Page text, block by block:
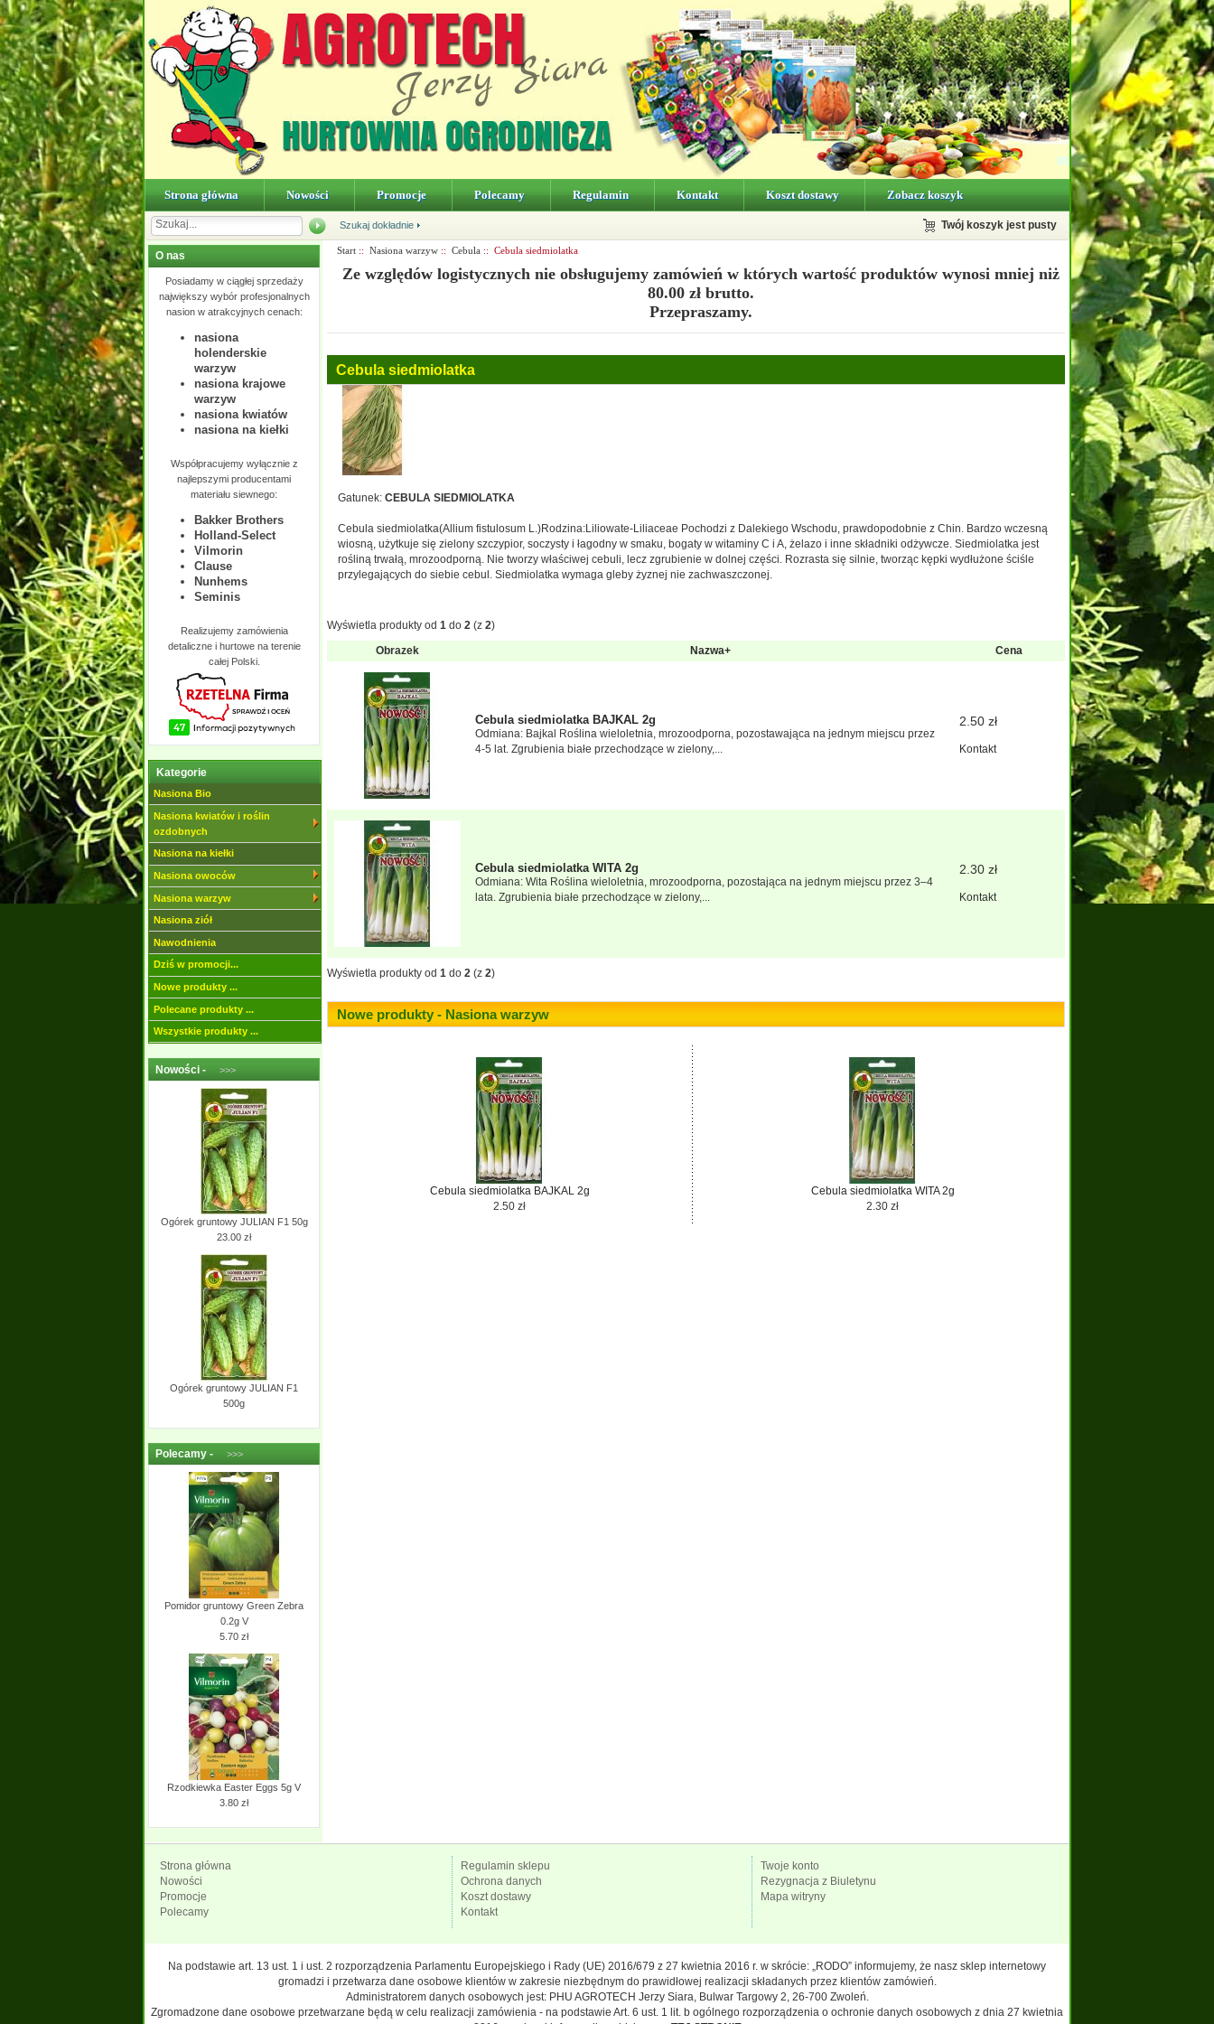
Strona główna Nowości Promocje Polecamy Regulamin Kontakt Koszt dostawy Zobacz koszyk
Szukaj dokładnie Twój koszyk jest pusty
O nas
Posiadamy w ciągłej sprzedaży
największy wybór profesjonalnych
nasion w atrakcyjnych cenach:
nasiona
holenderskie
warzyw
nasiona krajowe
warzyw
nasiona kwiatów
nasiona na kiełki
Współpracujemy wyłącznie z
najlepszymi producentami
materiału siewnego:
Bakker Brothers
Holland-Select
Vilmorin
Clause
Nunhems
Seminis
Realizujemy zamówienia
detaliczne i hurtowe na terenie
całej Polski.
Kategorie
Nasiona Bio
Nasiona kwiatów i roślin
ozdobnych
Nasiona na kiełki
Nasiona owoców
Nasiona warzyw
Nasiona ziół
Nawodnienia
Dziś w promocji...
Nowe produkty ...
Polecane produkty ...
Wszystkie produkty ...
Nowości - >>>
Ogórek gruntowy JULIAN F1 50g
23.00 zł
Ogórek gruntowy JULIAN F1
500g
Polecamy - >>>
Pomidor gruntowy Green Zebra
0.2g V
5.70 zł
Rzodkiewka Easter Eggs 5g V
3.80 zł
Start:: Nasiona warzyw:: Cebula :: Cebula siedmiolatka
Ze względów logistycznych nie obsługujemy zamówień w których wartość produktów wynosi mniej niż
80.00 zł brutto.
Przepraszamy.
Cebula siedmiolatka
Gatunek: CEBULA SIEDMIOLATKA
Cebula siedmiolatka(Allium fistulosum L.)Rodzina:Liliowate-Liliaceae Pochodzi z Dalekiego Wschodu, prawdopodobnie z Chin. Bardzo wczesną
wiosną, użytkuje się zielony szczypior, soczysty i łagodny w smaku, bogaty w witaminy C i A, żelazo i inne składniki odżywcze. Siedmiolatka jest
rośliną trwałą, mrozoodporną. Nie tworzy właściwej cebuli, lecz zgrubienie w dolnej części. Rozrasta się silnie, tworząc kępki wydłużone ściśle
przylegających do siebie cebul. Siedmiolatka wymaga gleby żyznej nie zachwaszczonej.
Wyświetla produkty od 1 do 2 (z 2)
Obrazek Nazwa+ Cena
Cebula siedmiolatka BAJKAL 2g
Odmiana: Bajkal Roślina wieloletnia, mrozoodporna, pozostawająca na jednym miejscu przez
4-5 lat. Zgrubienia białe przechodzące w zielony,...
2.50 zł
Kontakt
Cebula siedmiolatka WITA 2g
Odmiana: Wita Roślina wieloletnia, mrozoodporna, pozostająca na jednym miejscu przez 3–4
lata. Zgrubienia białe przechodzące w zielony,...
2.30 zł
Kontakt
Wyświetla produkty od 1 do 2 (z 2)
Nowe produkty - Nasiona warzyw
Cebula siedmiolatka BAJKAL 2g
2.50 zł
Cebula siedmiolatka WITA 2g
2.30 zł
Strona główna
Nowości
Promocje
Polecamy
Regulamin sklepu
Ochrona danych
Koszt dostawy
Kontakt
Twoje konto
Rezygnacja z Biuletynu
Mapa witryny
Na podstawie art. 13 ust. 1 i ust. 2 rozporządzenia Parlamentu Europejskiego i Rady (UE) 2016/679 z 27 kwietnia 2016 r. w skrócie: „RODO” informujemy, że nasz sklep internetowy
gromadzi i przetwarza dane osobowe klientów w zakresie niezbędnym do prawidłowej realizacji składanych przez klientów zamówień.
Administratorem danych osobowych jest: PHU AGROTECH Jerzy Siara, Bulwar Targowy 2, 26-700 Zwoleń.
Zgromadzone dane osobowe przetwarzane będą w celu realizacji zamówienia - na podstawie Art. 6 ust. 1 lit. b ogólnego rozporządzenia o ochronie danych osobowych z dnia 27 kwietnia